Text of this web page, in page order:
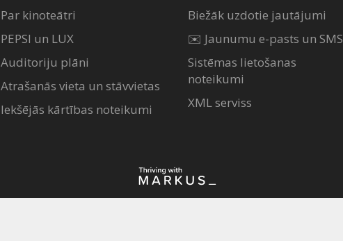
Par kinoteātri
PEPSI un LUX
Auditoriju plāni
Atrašanās vieta un stāvvietas
Iekšējās kārtības noteikumi
Biežāk uzdotie jautājumi
✉️ Jaunumu e-pasts un SMS
Sistēmas lietošanas
noteikumi
XML serviss